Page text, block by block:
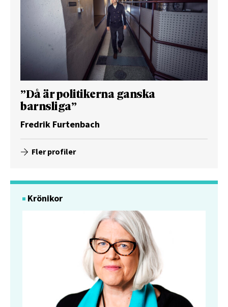
”Då är politikerna ganska
barnsliga”
Fredrik Furtenbach
Fler profiler
Krönikor